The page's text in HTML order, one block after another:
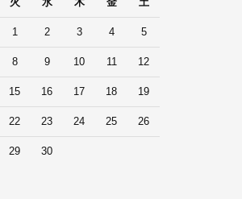
火 水 木 金 土
1 2 3 4 5
8 9 10 11 12
15 16 17 18 19
22 23 24 25 26
29 30